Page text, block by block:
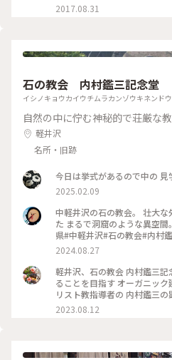
2017.08.31
石の教会 内村鑑三記念堂
イシノキョウカイウチムラカンゾウキネンドウ
自然の中に佇む神秘的で荘厳な
軽井沢
名所・旧跡
今日は挙式があるので中の
2025.02.09
中軽井沢の石の教会。 壮大な外観とは逆に 中は石と水でてき
た まるで洞窟のような異空間。 ここが教会だなんて。 #長
県#中軽井沢#石の教会#内村
止
2024.08.27
軽井沢、石の教会 内村鑑三
ることを目指す オーガニッ
リスト教指導者の 内村鑑三
会です。 地上は礼拝堂で、
です。 （この日は夕方から
によるもので、 石は男性で、
2023.08.12